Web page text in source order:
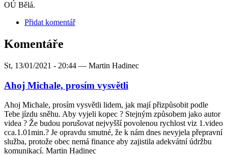
OÚ Bělá.
Přidat komentář
Komentáře
St, 13/01/2021 - 20:44 — Martin Hadinec
Ahoj Michale, prosím vysvětli
Ahoj Michale, prosím vysvětli lidem, jak mají přizpůsobit podle
Tebe jízdu sněhu. Aby vyjeli kopec ? Stejným způsobem jako autor
videa ? Že budou porušovat nejvyšší povolenou rychlost viz 1.video
cca.1.01min.? Je opravdu smutné, že k nám dnes nevyjela přepravní
služba, protože obec nemá finance aby zajistila adekvátní údržbu
komunikací. Martin Hadinec